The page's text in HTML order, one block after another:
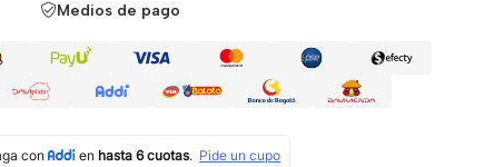
Medios de pago